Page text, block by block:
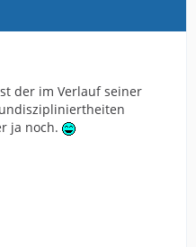
der im Verlauf seiner
ja noch.